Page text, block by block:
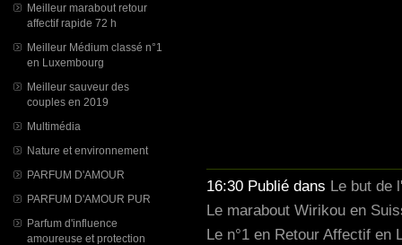
Meilleur marabout retour
affectif rapide 72 h
Meilleur Médium classé n°1
en Luxembourg
Meilleur sauveur des
couples en 2019
Multimédia
Nature et environnement
PARFUM D'AMOUR
PARFUM D'AMOUR PUR
Parfum d'influence
amoureuse et protection
16:30 Publié dans Le but de
Le marabout Wirikou en
Le n°1 en Retour Affectif en